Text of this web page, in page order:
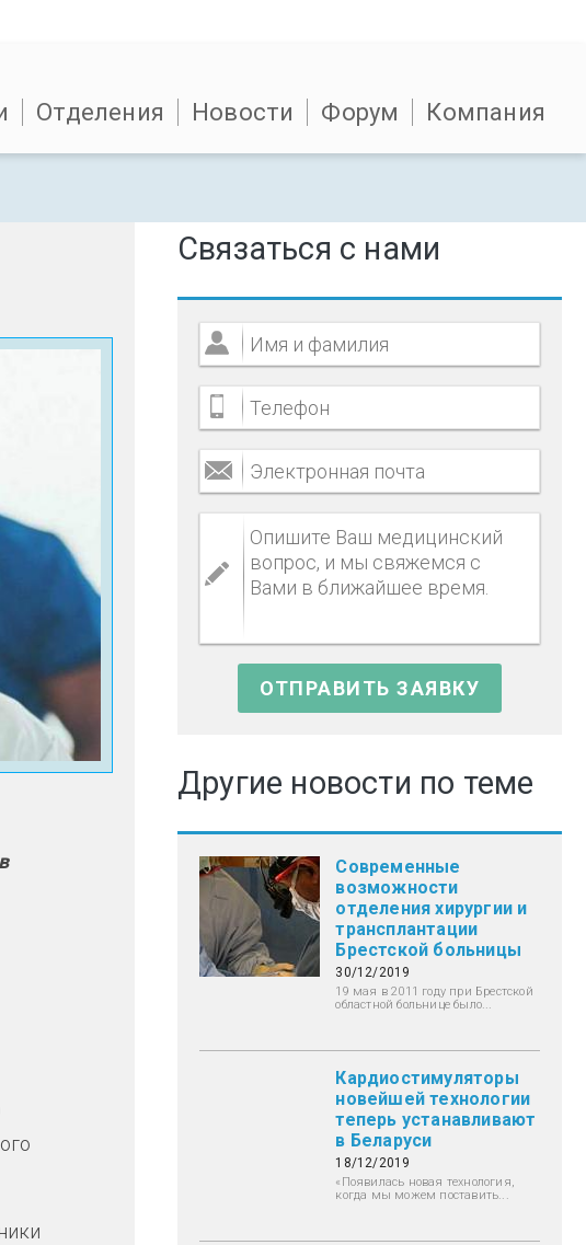
Отделения Новости Форум Компания
Связаться с нами
Другие новости по теме
Современные
возможности
отделения хирургии и
трансплантации
Брестской больницы
30/12/2019
19 мая в 2011 году при Брестской
областной больнице было...
Кардиостимуляторы
новейшей технологии
теперь устанавливают
в Беларуси
18/12/2019
«Появилась новая технология,
когда мы можем поставить...